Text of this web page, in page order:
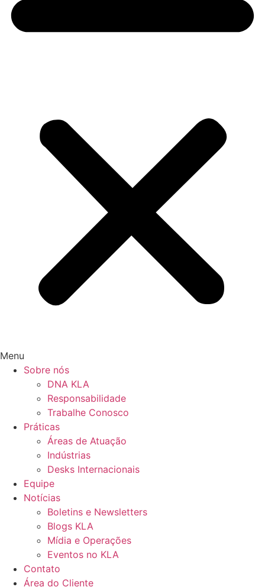
Menu
Sobre nós
DNA KLA
Responsabilidade
Trabalhe Conosco
Práticas
Áreas de Atuação
Indústrias
Desks Internacionais
Equipe
Notícias
Boletins e Newsletters
Blogs KLA
Mídia e Operações
Eventos no KLA
Contato
Área do Cliente